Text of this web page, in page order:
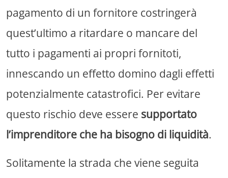
pagamento di un fornitore costringerà
quest’ultimo a ritardare o mancare del
tutto i pagamenti ai propri fornitoti,
innescando un effetto domino dagli effetti
potenzialmente catastrofici. Per evitare
questo rischio deve essere supportato
l’imprenditore che ha bisogno di liquidità.
Solitamente la strada che viene seguita